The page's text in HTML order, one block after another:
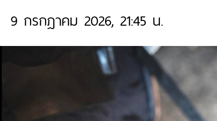
9 กรกฎาคม 2026, 21:45 น.